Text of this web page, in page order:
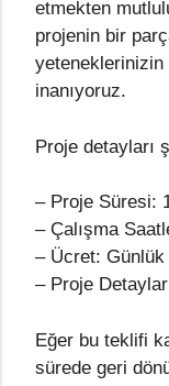
etmekten
projenin bir
yeteneklerinizin
inanıyoruz.
Proje detayları
– Proje Süresi:
– Çalışma
– Ücret: Günlük
– Proje
Eğer bu teklifi
sürede geri